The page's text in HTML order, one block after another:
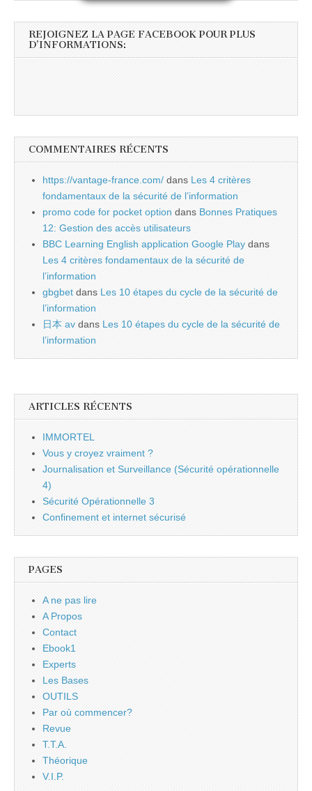
REJOIGNEZ LA PAGE FACEBOOK POUR PLUS
D’INFORMATIONS:
COMMENTAIRES RÉCENTS
https://vantage-france.com/ dans Les 4 critères
fondamentaux de la sécurité de l’information
promo code for pocket option dans Bonnes Pratiques
12: Gestion des accès utilisateurs
BBC Learning English application Google Play dans
Les 4 critères fondamentaux de la sécurité de
l’information
gbgbet dans Les 10 étapes du cycle de la sécurité de
l’information
日本 av dans Les 10 étapes du cycle de la sécurité de
l’information
ARTICLES RÉCENTS
IMMORTEL
Vous y croyez vraiment ?
Journalisation et Surveillance (Sécurité opérationnelle
4)
Sécurité Opérationnelle 3
Confinement et internet sécurisé
PAGES
A ne pas lire
A Propos
Contact
Ebook1
Experts
Les Bases
OUTILS
Par où commencer?
Revue
T.T.A.
Théorique
V.I.P.